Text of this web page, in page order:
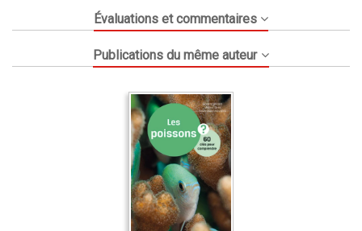
Évaluations et commentaires
Publications du même auteur